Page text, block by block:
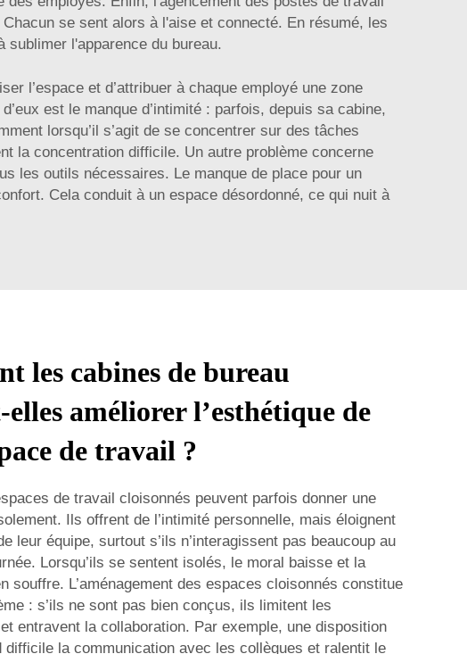
se sent alors à l'aise et connecté. En résumé, les
l'apparence du bureau.
l’espace et d’attribuer à chaque employé une zone
est le manque d’intimité : parfois, depuis sa cabine,
lorsqu’il s’agit de se concentrer sur des tâches
la concentration difficile. Un autre problème concerne
les outils nécessaires. Le manque de place pour un
Cela conduit à un espace désordonné, ce qui nuit à
les cabines de bureau
améliorer l’esthétique de
de travail ?
de travail cloisonnés peuvent parfois donner une
Ils offrent de l’intimité personnelle, mais éloignent
leur équipe, surtout s’ils n’interagissent pas beaucoup au
Lorsqu’ils se sentent isolés, le moral baisse et la
souffre. L’aménagement des espaces cloisonnés constitue
: s’ils ne sont pas bien conçus, ils limitent les
entravent la collaboration. Par exemple, une disposition
difficile la communication avec les collègues et ralentit le